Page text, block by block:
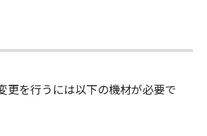
日本国政府または該当国の政府
認可等を得ることなしに、「許
ェア」の全部または一部を、直
フトウェア」は、『現状有
更を行うには以下の機材が必要で